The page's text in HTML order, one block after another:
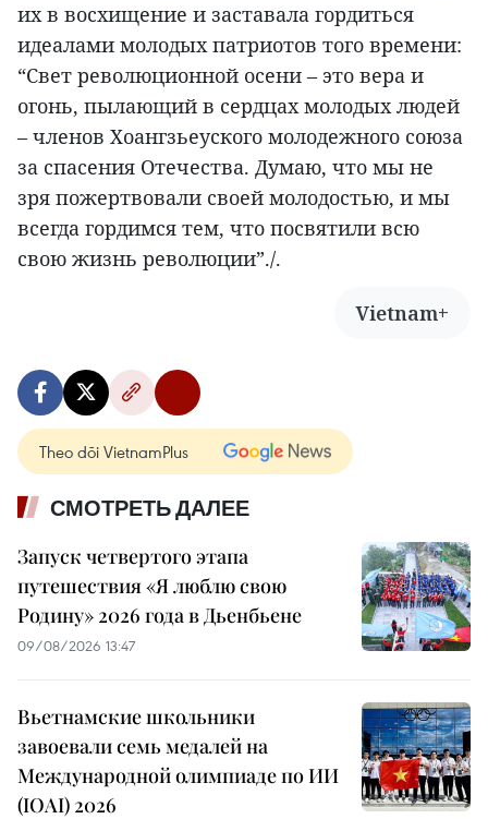
их в восхищение и заставала гордиться
идеалами молодых патриотов того времени:
“Свет революционной осени – это вера и
огонь, пылающий в сердцах молодых людей
– членов Хоангзьеуского молодежного союза
за спасения Отечества. Думаю, что мы не
зря пожертвовали своей молодостью, и мы
всегда гордимся тем, что посвятили всю
свою жизнь революции”./.
Vietnam+
Theo dõi VietnamPlus
СМОТРЕТЬ ДАЛЕЕ
Запуск четвертого этапа
путешествия «Я люблю свою
Родину» 2026 года в Дьенбьене
09/08/2026 13:47
Вьетнамские школьники
завоевали семь медалей на
Международной олимпиаде по ИИ
(IOAI) 2026